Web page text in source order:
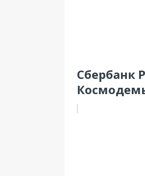
Сбербанк